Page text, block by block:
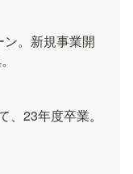
。新規事業開
23年度卒業。